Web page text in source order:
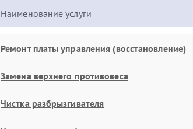
Наименование услуги
Ремонт платы управления (восстановление)
Замена верхнего противовеса
Чистка разбрызгивателя